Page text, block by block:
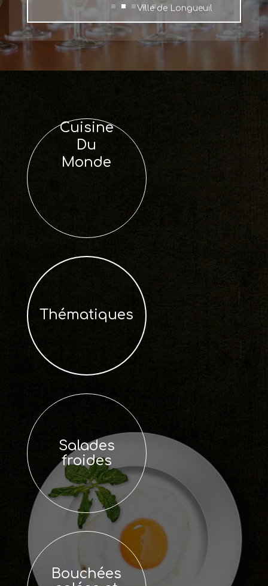
Ville de Longueuil
Cuisine
Du
Monde
Thématiques
Salades
froides
Bouchées